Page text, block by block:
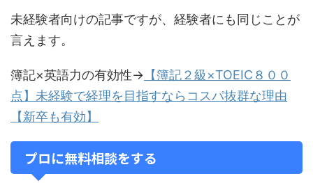
未経験者向けの記事ですが、経験者にも同じことが
言えます。
簿記×英語力の有効性→ 【簿記２級×TOEIC８００
点】未経験で経理を目指すならコスパ抜群な理由
【新卒も有効】
プロに無料相談をする